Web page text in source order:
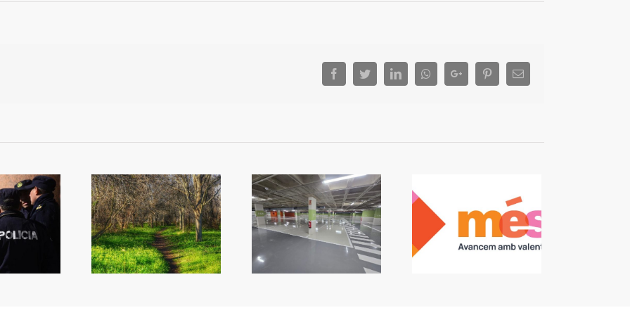
FacebookTwitterLinkedInWhatsappGoogle+ PinterestEmail
la inversió
en zones verdes
Reobri l’aparcament del
Mercat
més Algemesí: L’alcalde
convoca un ple per a
que no vaja l’oposició